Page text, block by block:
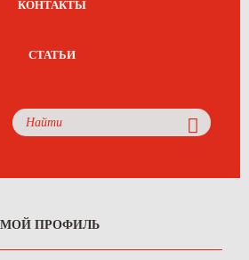
КОНТАКТЫ
СТАТЬИ
МОЙ ПРОФИЛЬ